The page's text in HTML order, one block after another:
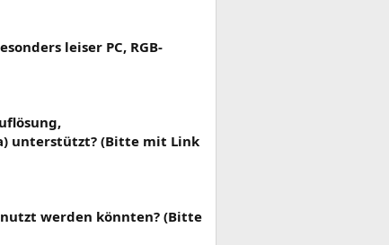
leiser PC, RGB-
unterstützt? (Bitte mit Link
werden könnten? (Bitte